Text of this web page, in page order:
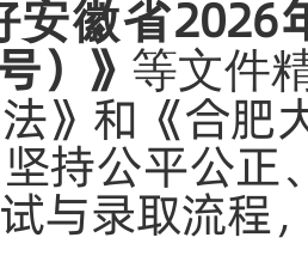
安徽省2026
）》 等文件
》和《合肥
持公平公正
与录取流程